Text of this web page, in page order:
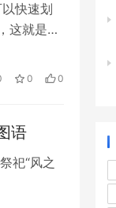
美妆教
际市场上
快速划
这就是
展现得
0 0
语
祀“风之